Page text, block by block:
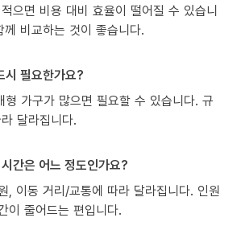
으면 비용 대비 효율이 떨어질 수 있습니
비교하는 것이 좋습니다.
시 필요한가요?
가구가 많으면 필요할 수 있습니다. 규
달라집니다.
간은 어느 정도인가요?
, 이동 거리/교통에 따라 달라집니다. 인원
이 줄어드는 편입니다.